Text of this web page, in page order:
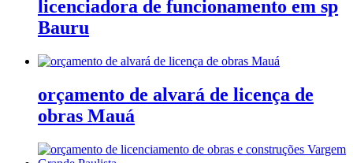
licenciadora de funcionamento em sp
Bauru
orçamento de alvará de licença de
obras Mauá